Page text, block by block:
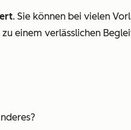
. Sie können bei vielen
einem verlässlichen